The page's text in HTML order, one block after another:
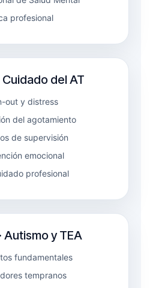
profesional
Cuidado del AT
out y distress
del agotamiento
de supervisión
emocional
profesional
Autismo y TEA
fundamentales
tempranos